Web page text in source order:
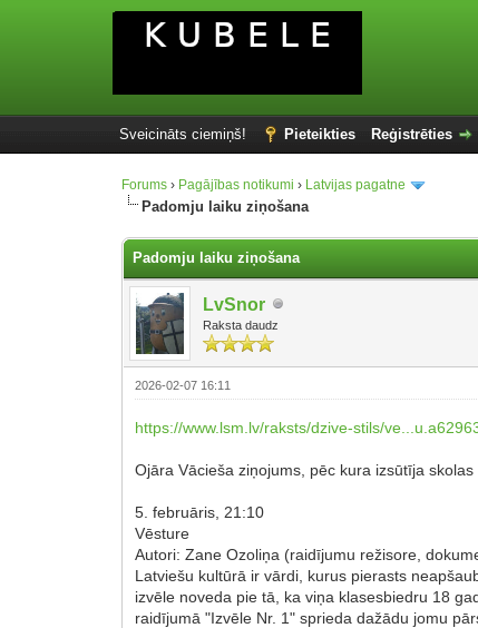
Sveicināts ciemiņš! Pieteikties Reģistrēties
Forums › Pagājības notikumi › Latvijas pagatne
Padomju laiku ziņošana
Padomju laiku ziņošana
LvSnor
Raksta daudz
2026-02-07 16:11
https://www.lsm.lv/raksts/dzive-stils/
Ojāra Vācieša ziņojums, pēc kura izsūtīja
5. februāris, 21:10
Vēsture
Autori: Zane Ozoliņa (raidījumu režisore,
Latviešu kultūrā ir vārdi, kurus pierasts
izvēle noveda pie tā, ka viņa klasesbiedru 18
raidījumā "Izvēle Nr. 1" sprieda dažādu jomu